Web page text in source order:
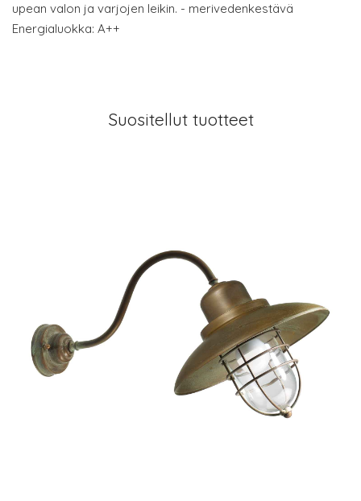
upean valon ja varjojen leikin. - merivedenkestävä
Energialuokka: A++
Suositellut tuotteet